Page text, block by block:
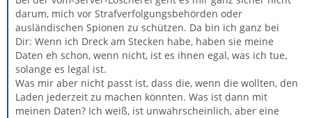
darum, mich vor Strafverfolgungsbehörden oder
ausländischen Spionen zu schützen. Da bin ich ganz bei
Dir: Wenn ich Dreck am Stecken habe, haben sie meine
Daten eh schon, wenn nicht, ist es ihnen egal, was ich tue,
solange es legal ist.
Was mir aber nicht passt ist, dass die, wenn die wollten, den
Laden jederzeit zu machen könnten. Was ist dann mit
meinen Daten? Ich weiß, ist unwahrscheinlich, aber eine